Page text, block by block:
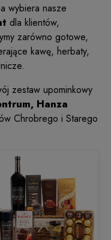
wybiera nasze
dla klientów,
zarówno gotowe,
kawę, herbaty,
zestaw upominkowy
Hanza
Chrobrego i Starego